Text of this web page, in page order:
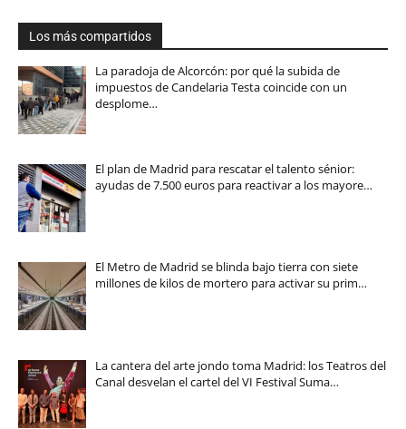
Los más compartidos
La paradoja de Alcorcón: por qué la subida de
impuestos de Candelaria Testa coincide con un
desplome…
El plan de Madrid para rescatar el talento sénior:
ayudas de 7.500 euros para reactivar a los mayore…
El Metro de Madrid se blinda bajo tierra con siete
millones de kilos de mortero para activar su prim…
La cantera del arte jondo toma Madrid: los Teatros del
Canal desvelan el cartel del VI Festival Suma…